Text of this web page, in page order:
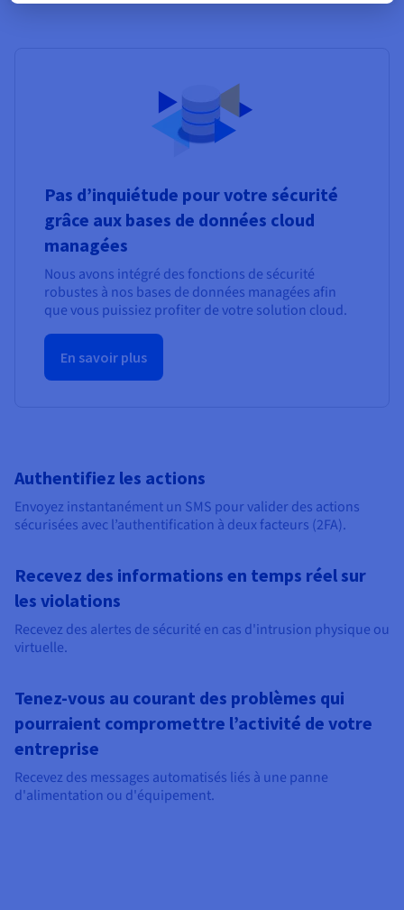
Pas d’inquiétude pour votre sécurité
grâce aux bases de données cloud
managées
Nous avons intégré des fonctions de sécurité
robustes à nos bases de données managées afin
que vous puissiez profiter de votre solution cloud.
En savoir plus
Authentifiez les actions
Envoyez instantanément un SMS pour valider des actions
sécurisées avec l’authentification à deux facteurs (2FA).
Recevez des informations en temps réel sur
les violations
Recevez des alertes de sécurité en cas d'intrusion physique ou
virtuelle.
Tenez-vous au courant des problèmes qui
pourraient compromettre l’activité de votre
entreprise
Recevez des messages automatisés liés à une panne
d'alimentation ou d'équipement.